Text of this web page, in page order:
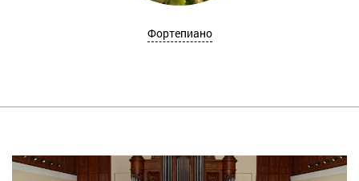
Фортепиано